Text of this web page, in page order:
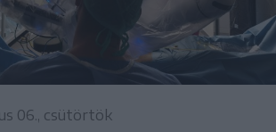
06., csütörtök